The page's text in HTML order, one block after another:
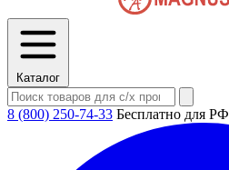
Каталог
8 (800) 250-74-33 Бесплатно для РФ